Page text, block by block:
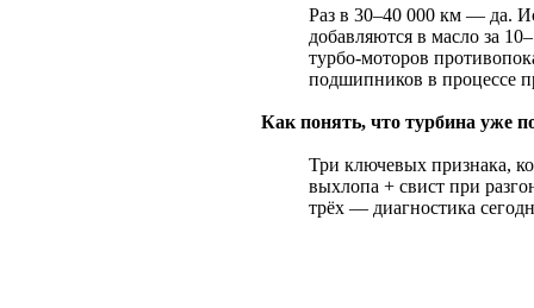
Раз в 30–40 000 км — да.
добавляются в масло за
турбо-моторов
подшипников в процессе
Как понять, что турбина уже
Три ключевых признака,
выхлопа + свист при
трёх — диагностика